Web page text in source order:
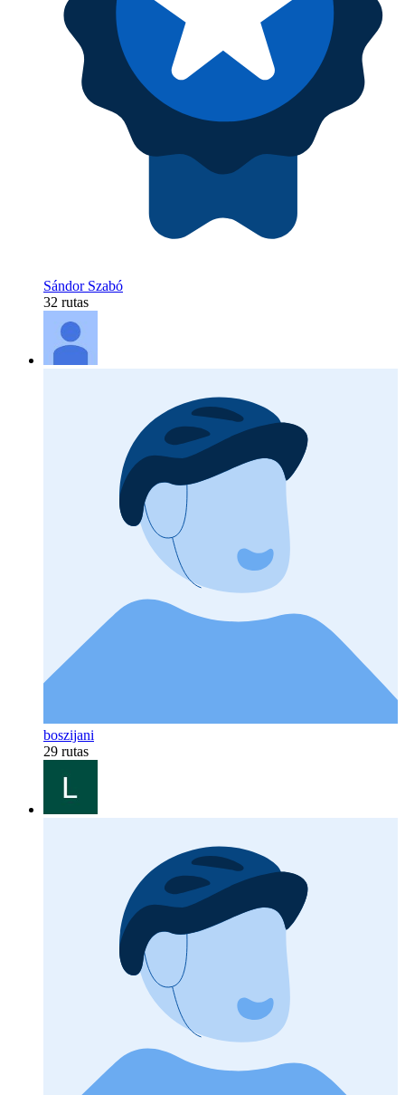
Sándor Szabó
32 rutas
boszijani
29 rutas